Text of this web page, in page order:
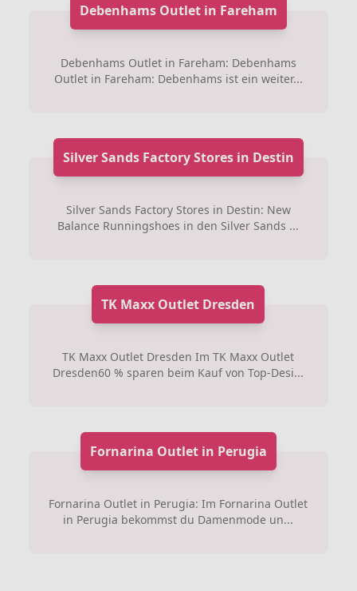
Debenhams Outlet in Fareham
Debenhams Outlet in Fareham: Debenhams
Outlet in Fareham: Debenhams ist ein weiter...
Silver Sands Factory Stores in Destin
Silver Sands Factory Stores in Destin: New
Balance Runningshoes in den Silver Sands ...
TK Maxx Outlet Dresden
TK Maxx Outlet Dresden Im TK Maxx Outlet
Dresden60 % sparen beim Kauf von Top-Desi...
Fornarina Outlet in Perugia
Fornarina Outlet in Perugia: Im Fornarina Outlet
in Perugia bekommst du Damenmode un...